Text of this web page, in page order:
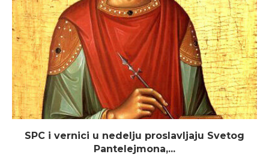
SPC i vernici u nedelju proslavljaju Svetog
Pantelejmona,...